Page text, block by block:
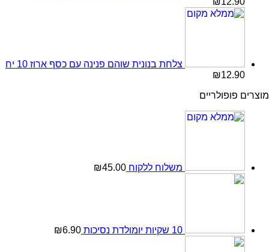
צלחת בנונית שוהם פנינה עם כסף ארוז 10 יח
₪12.90
מוצרים פופולריים
משלוח ללקוח ₪45.00
10 שקיות יומולדת נסיכות ₪6.90